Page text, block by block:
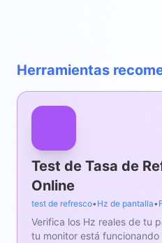
Herramientas
Test de Tasa de
Online
test de refresco•Hz de pantalla•
Verifica los Hz reales de tu
tu monitor está